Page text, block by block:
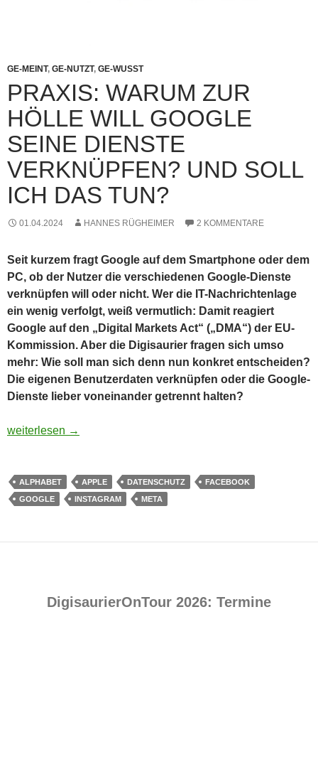
GE-MEINT, GE-NUTZT, GE-WUSST
PRAXIS: WARUM ZUR
HÖLLE WILL GOOGLE
SEINE DIENSTE
VERKNÜPFEN? UND SOLL
ICH DAS TUN?
01.04.2024 HANNES RÜGHEIMER 2 KOMMENTARE
Seit kurzem fragt Google auf dem Smartphone oder dem
PC, ob der Nutzer die verschiedenen Google-Dienste
verknüpfen will oder nicht. Wer die IT-Nachrichtenlage
ein wenig verfolgt, weiß vermutlich: Damit reagiert
Google auf den „Digital Markets Act“ („DMA“) der EU-
Kommission. Aber die Digisaurier fragen sich umso
mehr: Wie soll man sich denn nun konkret entscheiden?
Die eigenen Benutzerdaten verknüpfen oder die Google-
Dienste lieber voneinander getrennt halten?
Praxis: Warum zur Hölle will Google seine Dienste
weiterlesen →
ALPHABET APPLE DATENSCHUTZ
FACEBOOK
GOOGLE
INSTAGRAM META
DigisaurierOnTour 2026: Termine